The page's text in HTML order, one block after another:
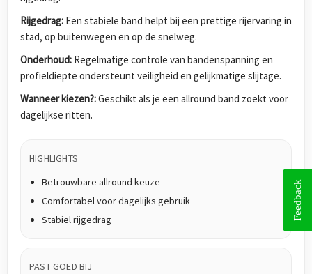
Rijgedrag: Een stabiele band helpt bij een prettige rijervaring in
stad, op buitenwegen en op de snelweg.
Onderhoud: Regelmatige controle van bandenspanning en
profieldiepte ondersteunt veiligheid en gelijkmatige slijtage.
Wanneer kiezen?:Geschikt als je een allround band zoekt voor
dagelijkse ritten.
HIGHLIGHTS
Betrouwbare allround keuze
Comfortabel voor dagelijks gebruik
Stabiel rijgedrag
PAST GOED BIJ
Feedback